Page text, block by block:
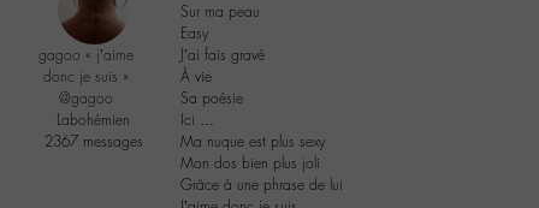
gagoo « j’aime
donc je suis »
@gagoo
Labohémien
2367 messages
Sur ma peau
Easy
J’ai fais gravé
À vie
Sa poésie
Ici …
Ma nuque est plus sexy
Mon dos bien plus joli
Grâce à une phrase de lui